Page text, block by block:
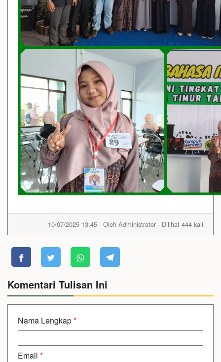
10/07/2025 13:45 - Oleh Administrator - Dilihat 444 kali
Komentari Tulisan Ini
Nama Lengkap*
Email *